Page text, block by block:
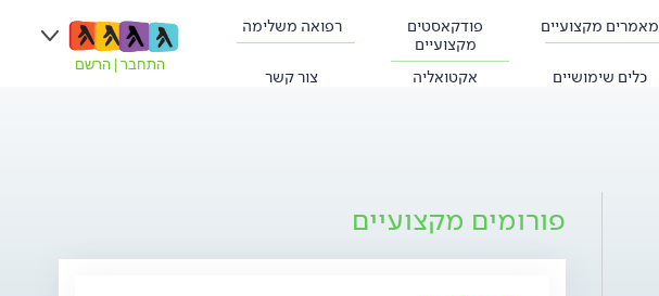
מאמרים מקצועיים
פודקאסטים
מקצועיים
רפואה משלימה
כלים שימושיים אקטואליה צור קשר
התחבר הרשם
פורומים מקצועיים